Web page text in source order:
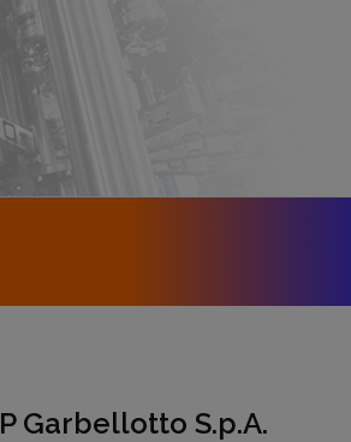
Garbellotto S.p.A.